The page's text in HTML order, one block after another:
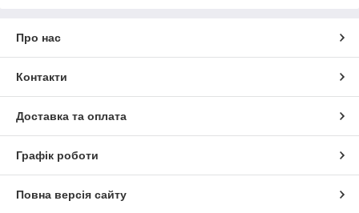
Про нас
Контакти
Доставка та оплата
Графік роботи
Повна версія сайту